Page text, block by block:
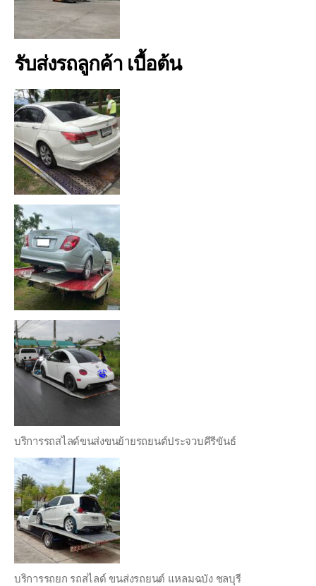
รับส่งรถลูกค้า เบื้อต้น
บริการรถสไลด์ขนส่งขนย้ายรถยนต์ประจวบคีรีขันธ์
บริการรถยก รถสไลด์ ขนส่งรถยนต์ แหลมฉบัง ชลบุรี